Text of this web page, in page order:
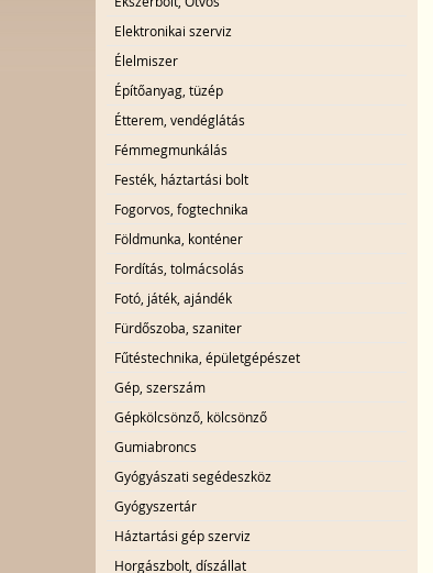
Elektronikai szerviz
Élelmiszer
Építőanyag, tüzép
Étterem, vendéglátás
Fémmegmunkálás
Festék, háztartási bolt
Fogorvos, fogtechnika
Földmunka, konténer
Fordítás, tolmácsolás
Fotó, játék, ajándék
Fürdőszoba, szaniter
Fűtéstechnika, épületgépészet
Gép, szerszám
Gépkölcsönző, kölcsönző
Gumiabroncs
Gyógyászati segédeszköz
Gyógyszertár
Háztartási gép szerviz
Horgászbolt, díszállat